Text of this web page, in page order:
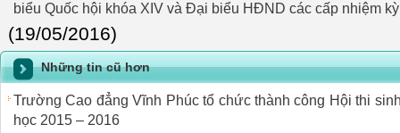
biểu Quốc hội khóa XIV và Đại biểu HĐND các cấp nhiệm
(19/05/2016)
Những tin cũ hơn
Trường Cao đẳng Vĩnh Phúc tổ chức thành công Hội thi
học 2015 – 2016